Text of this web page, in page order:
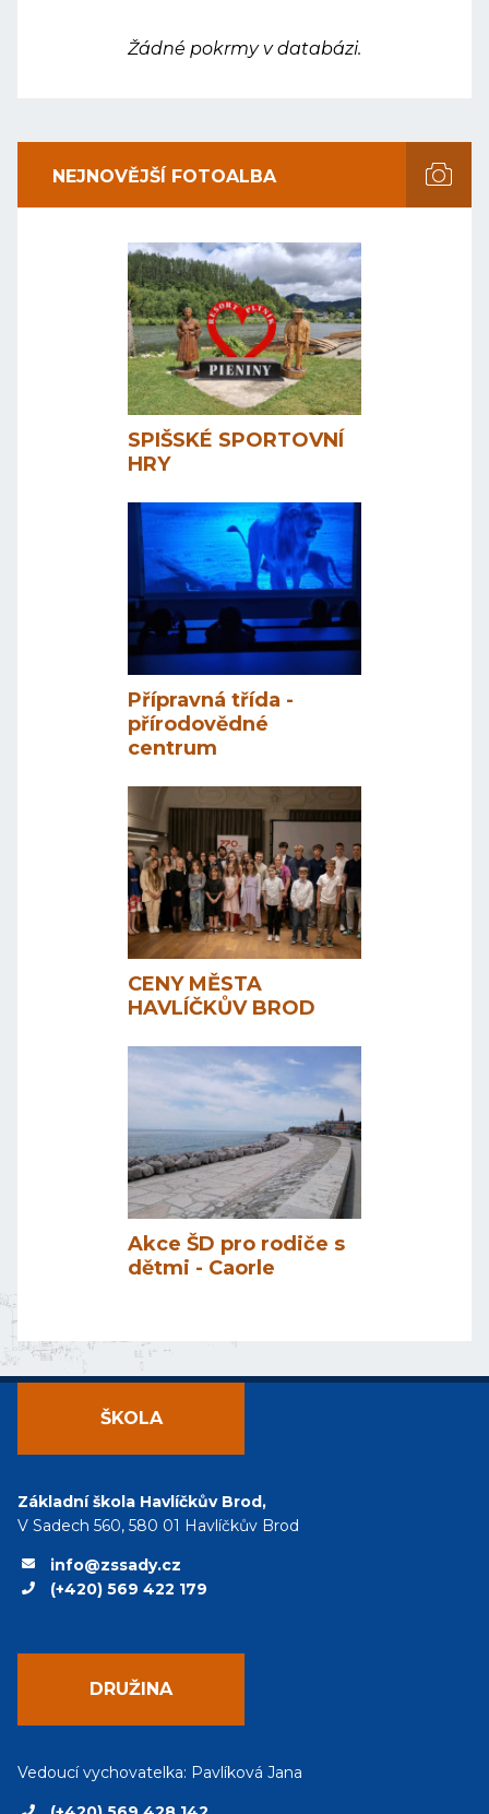
Žádné pokrmy v databázi.
NEJNOVĚJŠÍ FOTOALBA
SPIŠSKÉ SPORTOVNÍ
HRY
Přípravná třída -
přírodovědné
centrum
CENY MĚSTA
HAVLÍČKŮV BROD
Akce ŠD pro rodiče s
dětmi - Caorle
ŠKOLA
Základní škola Havlíčkův Brod,
V Sadech 560, 580 01 Havlíčkův Brod
info@zssady.cz
(+420) 569 422 179
DRUŽINA
Vedoucí vychovatelka: Pavlíková Jana